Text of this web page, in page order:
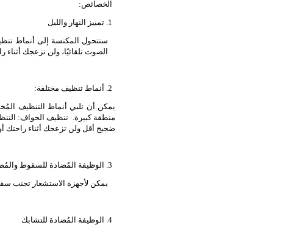
الخصائص:
1. تمييز النهار والليل
ستتحول المكنسة إلى أنماط
الصوت تلقائيًا، ولن تزعجك أثناء
2. أنماط تنظيف مختلفة:
يمكن أن تلبي أنماط التنظيف
منطقة كبيرة. تنظيف الحواف:
ضجيج أقل ولن تزعجك أثناء راحتك
3. الوظيفة المُضادة للسقوط والمُضادة للتصادم
يمكن لأجهزة الاستشعار تجنب
4. الوظيفة المُضادة للتشابك